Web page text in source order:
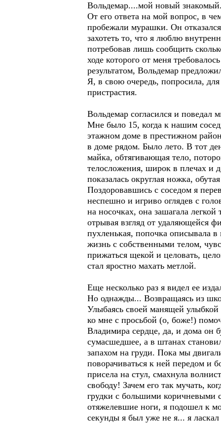
Вольдемар....мой новый
От его ответа на мой вопрос, в
пробежали мурашки. Он
захотеть то, что я люблю
потребовав лишь сообщить
ходе которого от меня
результатом, Вольдемар
Я, в свою очередь, попросила,
пристрастия.
Вольдемар согласился и поведал
Мне было 15, когда к нашим
этажном доме в престижном
в доме рядом. Было лето. В тот
майка, обтягивающая тело,
телосложения, широк в плечах и
показалась округлая ножка,
Поздоровавшись с соседом я
неспешно и игриво оглядев с
на носочках, она зашагала
отрывая взгляд от удаляющейся
пухленькая, попочка описывала
жизнь с собственными телом,
прижаться щекой и целовать,
стал яростно махать метлой.
Еще несколько раз я видел ее
Но однажды... Возвращаясь из
Улыбаясь своей манящей
ко мне с просьбой (о, боже!)
Владимира сердце, да, и дома он
сумасшедшее, а в штанах
запахом на груди. Пока мы
поворачиваться к ней передом и
присела на стул, смахнула
свободу! Зачем его так мучать,
грудки с большими коричневыми
отяжелевшие ноги, я подошел к
секунды я был уже не я... я